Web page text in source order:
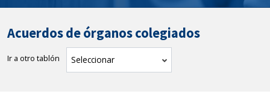
Acuerdos de órganos colegiados
Ir a otro tablón Seleccionar tablón